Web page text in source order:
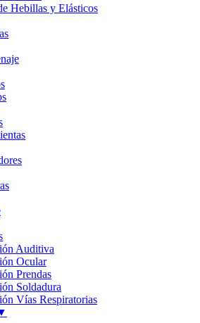
Hebillas y Elásticos
Auditiva
Ocular
Prendas
Soldadura
Vías Respiratorias